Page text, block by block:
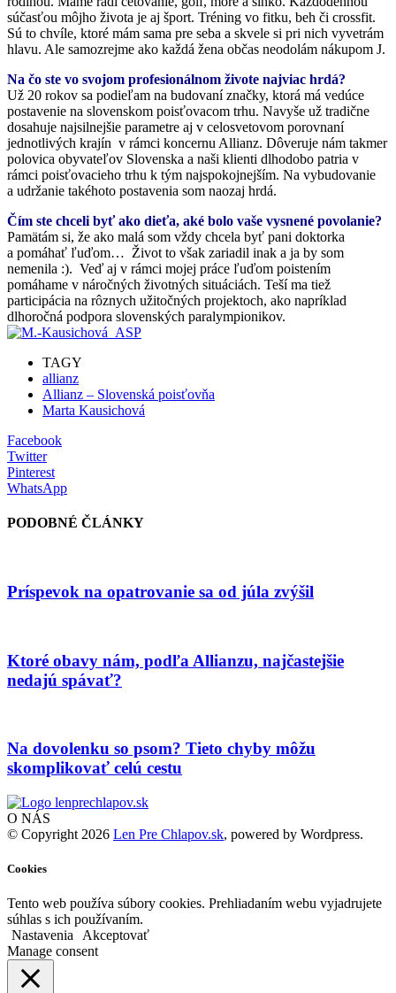
súčasťou môjho života je aj šport. Tréning vo fitku, beh či crossfit.
Sú to chvíle, ktoré mám sama pre seba a skvele si pri nich vyvetrám
hlavu. Ale samozrejme ako každá žena občas neodolám nákupom J.
Na čo ste vo svojom profesionálnom živote najviac hrdá?
Už 20 rokov sa podieľam na budovaní značky, ktorá má vedúce
postavenie na slovenskom poisťovacom trhu. Navyše už tradične
dosahuje najsilnejšie parametre aj v celosvetovom porovnaní
jednotlivých krajín v rámci koncernu Allianz. Dôveruje nám takmer
polovica obyvateľov Slovenska a naši klienti dlhodobo patria v
rámci poisťovacieho trhu k tým najspokojnejším. Na vybudovanie
a udržanie takéhoto postavenia som naozaj hrdá.
Čím ste chceli byť ako dieťa, aké bolo vaše vysnené povolanie?
Pamätám si, že ako malá som vždy chcela byť pani doktorka
a pomáhať ľuďom… Život to však zariadil inak a ja by som
nemenila :). Veď aj v rámci mojej práce ľuďom poistením
pomáhame v náročných životných situáciách. Teší ma tiež
participácia na rôznych užitočných projektoch, ako napríklad
dlhoročná podpora slovenských paralympionikov.
TAGY
allianz
Allianz – Slovenská poisťovňa
Marta Kausichová
Facebook
Twitter
Pinterest
WhatsApp
PODOBNÉ ČLÁNKY
Príspevok na opatrovanie sa od júla zvýšil
Ktoré obavy nám, podľa Allianzu, najčastejšie
nedajú spávať?
Na dovolenku so psom? Tieto chyby môžu
skomplikovať celú cestu
O NÁS
© Copyright 2026 Len Pre Chlapov.sk, powered by Wordpress.
Cookies
Tento web používa súbory cookies. Prehliadaním webu vyjadrujete
súhlas s ich používaním.
Nastavenia
Akceptovať
Manage consent